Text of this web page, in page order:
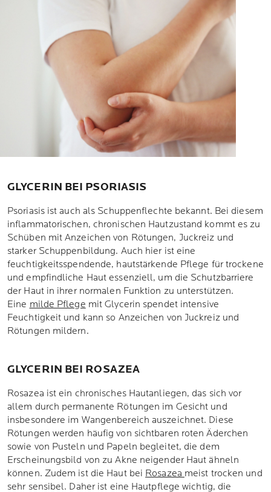
GLYCERIN BEI PSORIASIS
Psoriasis ist auch als Schuppenflechte bekannt. Bei diesem
inflammatorischen, chronischen Hautzustand kommt es zu
Schüben mit Anzeichen von Rötungen, Juckreiz und
starker Schuppenbildung. Auch hier ist eine
feuchtigkeitsspendende, hautstärkende Pflege für trockene
und empfindliche Haut essenziell, um die Schutzbarriere
der Haut in ihrer normalen Funktion zu unterstützen.
Eine milde Pflege mit Glycerin spendet intensive
Feuchtigkeit und kann so Anzeichen von Juckreiz und
Rötungen mildern.
GLYCERIN BEI ROSAZEA
Rosazea ist ein chronisches Hautanliegen, das sich vor
allem durch permanente Rötungen im Gesicht und
insbesondere im Wangenbereich auszeichnet. Diese
Rötungen werden häufig von sichtbaren roten Äderchen
sowie von Pusteln und Papeln begleitet, die dem
Erscheinungsbild von zu Akne neigender Haut ähneln
können. Zudem ist die Haut bei Rosazea meist trocken und
sehr sensibel. Daher ist eine Hautpflege wichtig, die